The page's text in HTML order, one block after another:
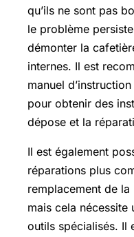
qu’ils ne sont pas
le problème
démonter la
internes. Il est
manuel
pour obtenir des
dépose et la
Il est également
réparations plus
remplacement de
mais cela nécessite
outils spécialisés. Il